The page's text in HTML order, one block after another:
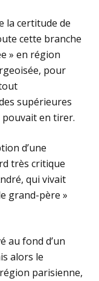
la certitude de
cette branche
» en région
pour
supérieures
pouvait en tirer.
d’une
très critique
qui vivait
grand-père »
au fond d’un
alors le
parisienne,